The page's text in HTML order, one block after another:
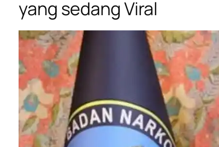
yang sedang Viral